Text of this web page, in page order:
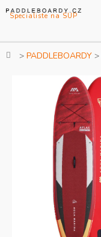
na
Domů
PADDLEBOARDY